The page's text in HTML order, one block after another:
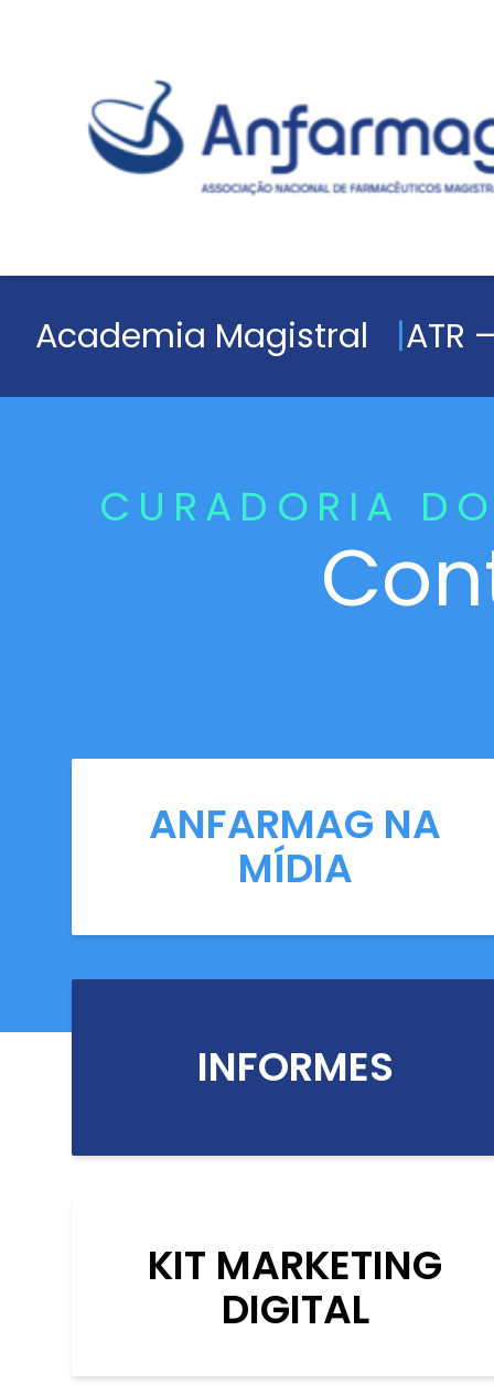
Academia Magistral ATR
CURADORIA
ANFARMAG NA
MÍDIA
INFORMES
KIT MARKETING
DIGITAL